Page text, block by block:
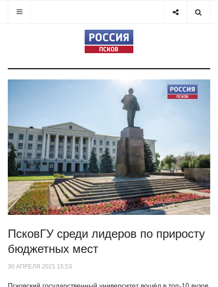
ПсковГУ среди лидеров по приросту
бюджетных мест
30 АПРЕЛЯ 2021 15:53